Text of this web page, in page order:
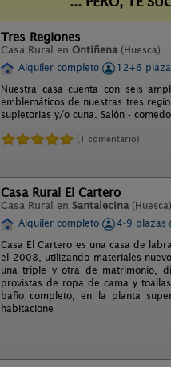
Tres Regiones
Casa Rural en Ontiñena (Huesca)
Alquiler completo
12+6
Nuestra casa cuenta con seis
emblemáticos de nuestras tres
supletorias y/o cuna. Salón -
(1 comentario)
Casa Rural El Cartero
Casa Rural en Santalecina (Huesca)
Alquiler completo
4-9 plazas
Casa El Cartero es una casa de
el 2008, utilizando materiales
una triple y otra de matrimonio,
provistas de ropa de cama y
baño completo, en la planta
habitacione